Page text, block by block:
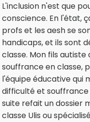
L'inclusion n'est que
conscience. En l'état,
profs et les aesh se
handicaps, et ils sont
classe. Mon fils
souffrance en classe,
l'équipe éducative qui
difficulté et souffrance
suite refait un dossier
classe Ulis ou